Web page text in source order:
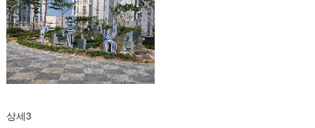
상세3